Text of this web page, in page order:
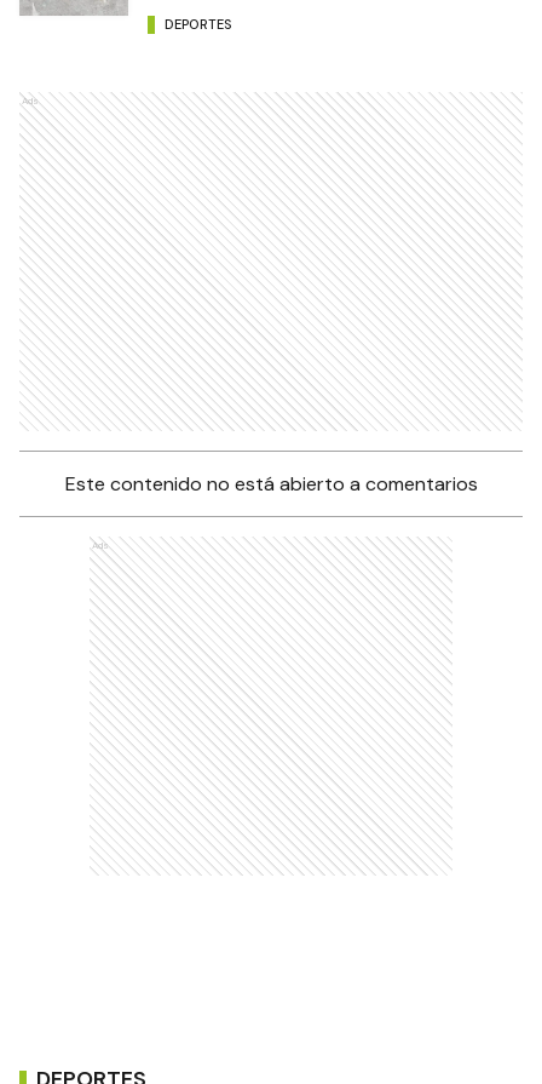
DEPORTES
Ads
Este contenido no está abierto a comentarios
Ads